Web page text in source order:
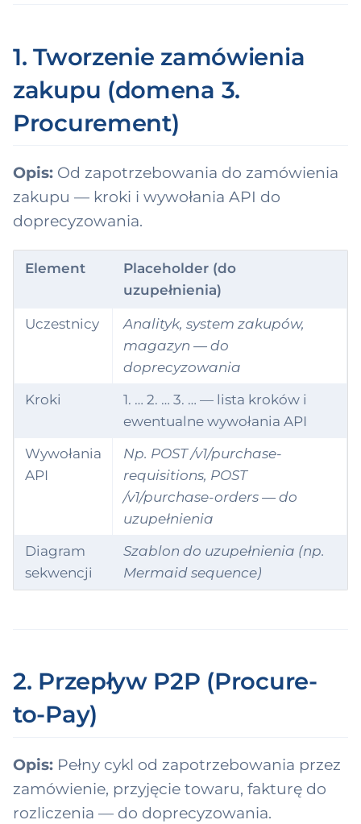
s
z
u
w
Ceny produktu
PostingInstruction
1. Tworzenie zamówienia
zakupu (domena 3.
Procurement)
Opis: Od zapotrzebowania do zamówienia
zakupu — kroki i wywołania API do
doprecyzowania.
Element
Placeholder (do
uzupełnienia)
Uczestnicy
Analityk, system zakupów,
magazyn — do
doprecyzowania
Kroki
1. … 2. … 3. … — lista kroków i
ewentualne wywołania API
Wywołania
API
Np. POST /v1/purchase-
requisitions, POST
/v1/purchase-orders — do
uzupełnienia
Diagram
sekwencji
Szablon do uzupełnienia (np.
Mermaid sequence)
2. Przepływ P2P (Procure-
to-Pay)
Opis: Pełny cykl od zapotrzebowania przez
zamówienie, przyjęcie towaru, fakturę do
rozliczenia — do doprecyzowania.